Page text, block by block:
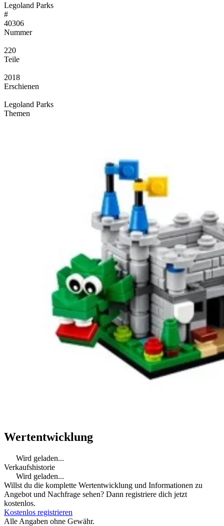
Legoland Parks
#
40306
Nummer
220
Teile
2018
Erschienen
Legoland Parks
Themen
Wertentwicklung
Wird geladen...
Verkaufshistorie
Wird geladen...
Willst du die komplette Wertentwicklung und Informationen zu
Angebot und Nachfrage sehen? Dann registriere dich jetzt
kostenlos.
Kostenlos registrieren
Alle Angaben ohne Gewähr.